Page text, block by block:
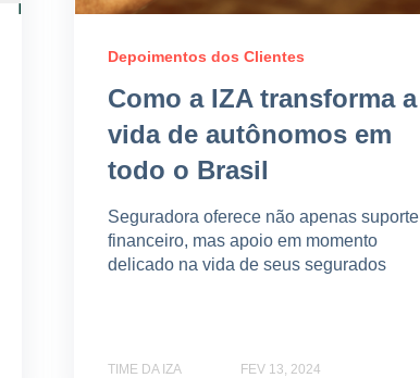
Depoimentos dos Clientes
Como a IZA transforma a
vida de autônomos em
todo o Brasil
Seguradora oferece não apenas suporte
financeiro, mas apoio em momento
delicado na vida de seus segurados
TIME DA IZA FEV 13, 2024